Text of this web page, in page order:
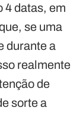
4 datas, em
se uma
durante a
realmente
de
sorte a